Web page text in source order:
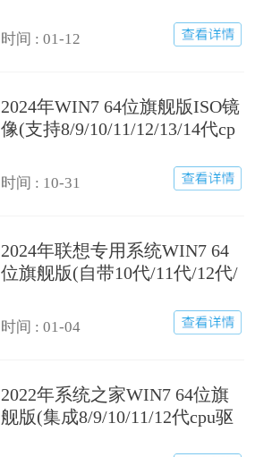
时间 : 01-12
2024年WIN7 64位旗舰版ISO镜
像(支持8/9/10/11/12/13/14代cp
时间 : 10-31
2024年联想专用系统WIN7 64
位旗舰版(自带10代/11代/12代/
时间 : 01-04
2022年系统之家WIN7 64位旗
舰版(集成8/9/10/11/12代cpu驱